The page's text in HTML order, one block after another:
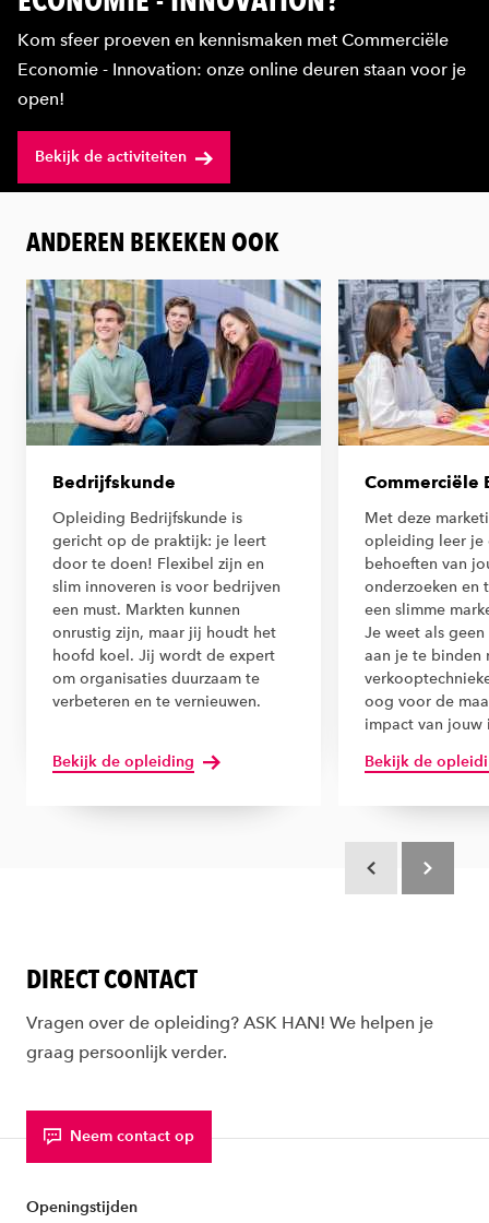
Kom sfeer proeven en kennismaken met Commerciële
Economie - Innovation: onze online deuren staan voor je
open!
Bekijk de activiteiten
ANDEREN BEKEKEN OOK
Bedrijfskunde
Opleiding Bedrijfskunde is
gericht op de praktijk: je leert
door te doen! Flexibel zijn en
slim innoveren is voor bedrijven
een must. Markten kunnen
onrustig zijn, maar jij houdt het
hoofd koel. Jij wordt de expert
om organisaties duurzaam te
verbeteren en te vernieuwen.
Bekijk de opleiding
Commerciële
Met deze
opleiding leer je
behoeften van
onderzoeken en
een slimme
Je weet als
aan je te binden
oog voor de
impact van jouw
Bekijk de
DIRECT CONTACT
Vragen over de opleiding? ASK HAN! We helpen je
graag persoonlijk verder.
Neem contact op
Openingstijden